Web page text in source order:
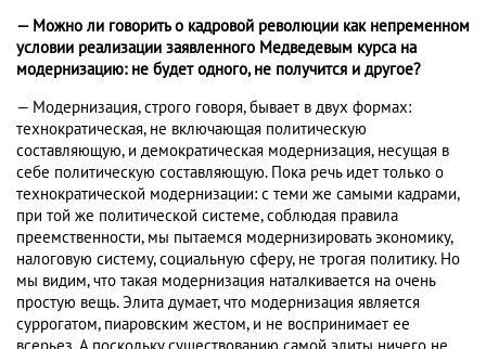
— Можно ли говорить о кадровой революции как непременном
условии реализации заявленного Медведевым курса на
модернизацию: не будет одного, не получится и другое?
— Модернизация, строго говоря, бывает в двух формах:
технократическая, не включающая политическую
составляющую, и демократическая модернизация, несущая в
себе политическую составляющую. Пока речь идет только о
технократической модернизации: с теми же самыми кадрами,
при той же политической системе, соблюдая правила
преемственности, мы пытаемся модернизировать экономику,
налоговую систему, социальную сферу, не трогая политику. Но
мы видим, что такая модернизация наталкивается на очень
простую вещь. Элита думает, что модернизация является
суррогатом, пиаровским жестом, и не воспринимает ее